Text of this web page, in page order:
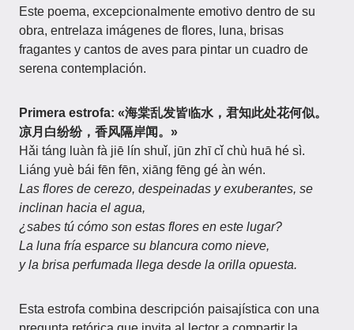
Este poema, excepcionalmente emotivo dentro de su
obra, entrelaza imágenes de flores, luna, brisas
fragantes y cantos de aves para pintar un cuadro de
serena contemplación.
Primera estrofa: «海棠乱发皆临水，君知此处花何似。
凉月白纷纷，香风隔岸闻。»
Hǎi táng luàn fà jiē lín shuǐ, jūn zhī cǐ chù huā hé sì.
Liáng yuè bái fēn fēn, xiāng fēng gé àn wén.
Las flores de cerezo, despeinadas y exuberantes, se
inclinan hacia el agua,
¿sabes tú cómo son estas flores en este lugar?
La luna fría esparce su blancura como nieve,
y la brisa perfumada llega desde la orilla opuesta.
Esta estrofa combina descripción paisajística con una